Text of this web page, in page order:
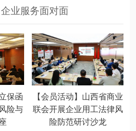
林当选为秘书长，程晋秀、魏勇分别
当选为副秘书长。 (省工商联二级巡
能新智造”为主题，聚集行业大咖共商
新时代发展大计。坚持“稳中求进，以
进促稳，先破后立”总要求，适应新质
生产力发展要求，推动行业高质量发
门、高校院所及大型企业的联系合
作，促进优惠政策和产学研用一体化
落地生根，更大限度地为会员发展提
基，在涉及业务合作和重大问题上相
谊。 岳泰宇表示徐工集团近年来始终
坚持自主创新，建设先进完整、自主
可控的产业链、创新链、供应链体
系，积极执行总书记“科技创新是发展
新质生产力的核心要素”这一重要论
断，为徐工集团高质量发展提供坚实
基础。 未来双方将加强组织领导，以
更高标准、更严要求做好各环节工
城出席会议并发表重要讲话。 百度智
能云、华廷集团华廷数智公司、上海
山源、山西高河能源、重庆梅安森、
精英数智、国家超级计算太原中心的
专家进行了经验分享，其中华廷集团
华廷数智公司段武举副总围绕“视觉大
模型在煤矿行业的落地应用实践”同大
家沟通交流。 山西省有关部门相关负
责人、各煤炭企事业单位负责数字
化、智能化相关同志、各类煤炭信息
企业服务面对面
保函
险与
【会员活动】山西省商业
联会开展企业用工法律风
险防范研讨沙龙